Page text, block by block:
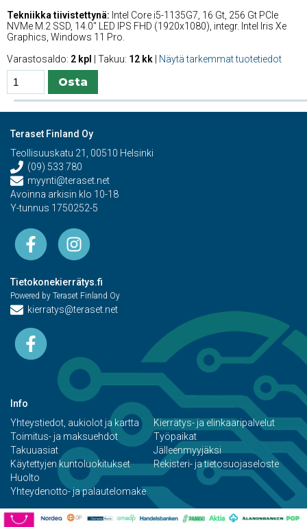
Tekniikka tiivistettynä: Intel Core i5-1135G7, 16 Gt, 256 Gt PCIe
NVMe M.2 SSD, 14.0'' LED IPS FHD (1920x1080), integr. Intel Iris Xe
Graphics, Windows 11 Pro.
Varastosaldo: 2 kpl | Takuu: 12 kk Näytä tarkemmat tuotetiedot
Teraset Finland Oy
Teollisuuskatu 21, 00510 Helsinki
(09) 533 780
myynti@teraset.net
Avoinna arkisin klo 10-18
Y-tunnus 1750252-5
Tietokonekierrätys.fi
Powered by Teraset Finland Oy
kierratys@teraset.net
Info
Yhteystiedot, aukiolot ja kartta
Toimitus- ja maksuehdot
Takuuasiat
Käytettyjen kuntoluokitukset
Huolto
Yhteydenotto- ja palautelomake
Kierrätys- ja elinkaaripalvelut
Työpaikat
Jälleenmyyjäksi
Rekisteri- ja tietosuojaseloste